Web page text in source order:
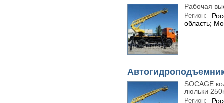
Рабочая
Регион:
область;
SOCAGE
люльки
Регион: